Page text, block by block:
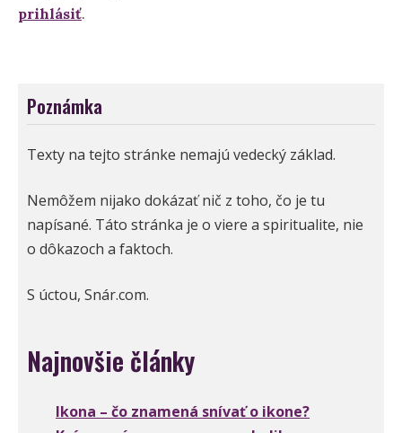
prihlásiť.
Poznámka
Texty na tejto stránke nemajú vedecký základ.
Nemôžem nijako dokázať nič z toho, čo je tu
napísané. Táto stránka je o viere a spiritualite, nie
o dôkazoch a faktoch.
S úctou, Snár.com.
Najnovšie články
Ikona – čo znamená snívať o ikone?